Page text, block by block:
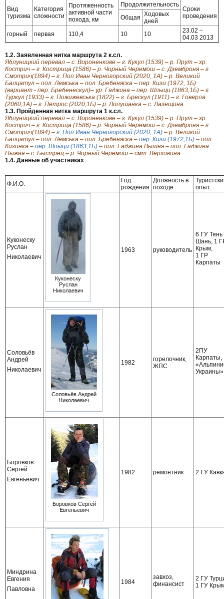
Вид
туризма
Категория
сложности
Протяженность
активной части
похода, км
Продолжительность
Сроки
проведения
Общая Ходовых
дней
горный
первая 110,4 10 10
23.02 –
04.03 2013
1.2. Заявленная нитка маршрута 2 к.сл.
Яблуницкий перевал – с. Вороненкове – г. Кукул (1539) – р. Прут – хр.
Кострич – г. Кострица (1586) – р. Чорный Черемош – с. Дземброня – г.
Смотрич(1894) – г. Поп Иван Черногорский (2020, 1А) – р. Великий
Балцатул – пол. Лемська – пол. Бребеняска – пер. Кизи (1972, 1Б)
(вариант - пер. Бребенескул)– ур. Гаджина – пер. Шпыци (1863,1Б) – г.
Туркул (1933) – г. Пожижевська (1822) – г. Брескул (1911) – г. Говерла
(2060,1А) – г. Петрос (2020,1Б) – р. Лопушанка – с. Лазещина
1.3. Пройденная нитка маршрута 1 к.сл.
Яблуницкий перевал – с. Вороненкове – г. Кукул (1539) – р. Прут – хр.
Кострич – г. Кострица (1586) – р. Чорный Черемош – с. Дземброня – г.
Смотрич(1894) – г. Поп Иван Черногорский (2020, 1А) – р. Великий
Балцатул – пол. Лемська – пол. Бребеняска – пер. Кизи (1972,1Б) – пол.
Кизинка – пер. Шпыци (1863,1Б) – пол. Гаджина Вышня – пол. Гаджина
Ныжня – с. Быстрец – р. Чорный Черемош – смт. Верховина
1.4. Данные об участниках
Ф.И.О.
Год
рождения
Должность в
походе
опыт
Куконеску
Руслан
Николаевич
Куконеску
Руслан
Николаевич
1963 руководитель
6 ГУ Тянь
Шань, 1
Крым,
1 ГР
Карпаты
Соловьёв
Андрей
Николаевич
Соловьёв Андрей
Николаевич
1982
горелочник,
ЖПС
2ПУ
Карпаты,
Украины»
Боровков
Сергей
Евгеньевич
Боровков Сергей
Евгеньевич
1982 ремонтник 2 ГУ
Миндрина
Евгения
Павловна
1984
завхоз,
финансист
2 ГУ
1 ГУ